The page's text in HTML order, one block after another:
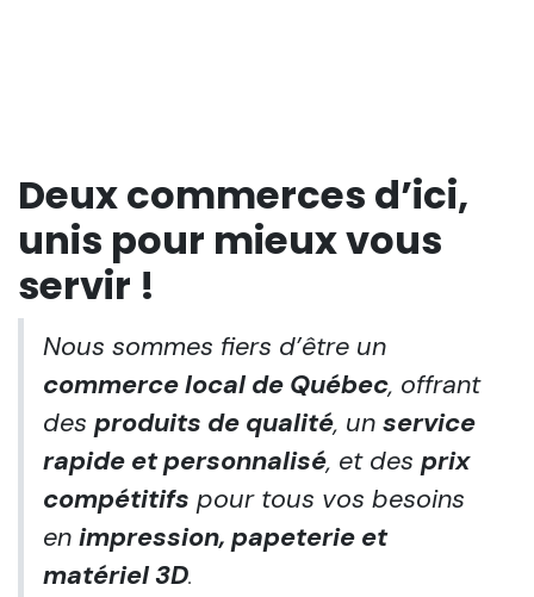
Deux commerces d’ici,
unis pour mieux vous
servir !
Nous sommes fiers d’être un
commerce local de Québec, offrant
des produits de qualité, un service
rapide et personnalisé, et des prix
compétitifs pour tous vos besoins
en impression, papeterie et
matériel 3D.